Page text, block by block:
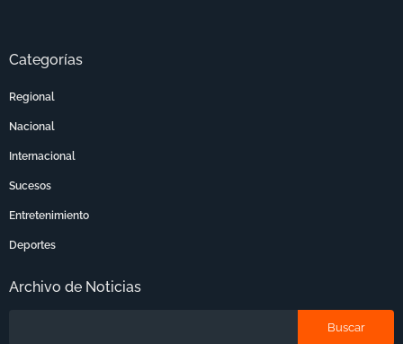
Categorías
Regional
Nacional
Internacional
Sucesos
Entretenimiento
Deportes
Archivo de Noticias